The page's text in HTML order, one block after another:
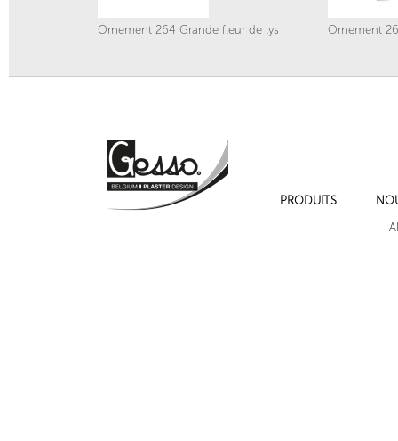
Ornement 264 Grande fleur de lys Ornement
Ornement 234
PRODUITS